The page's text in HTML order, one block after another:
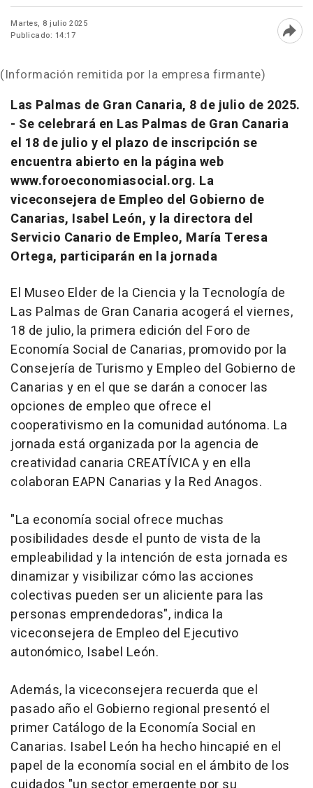
Martes, 8 julio 2025
Publicado: 14:17
(Información remitida por la empresa firmante)
Las Palmas de Gran Canaria, 8 de julio de 2025.
- Se celebrará en Las Palmas de Gran Canaria
el 18 de julio y el plazo de inscripción se
encuentra abierto en la página web
www.foroeconomiasocial.org. La
viceconsejera de Empleo del Gobierno de
Canarias, Isabel León, y la directora del
Servicio Canario de Empleo, María Teresa
Ortega, participarán en la jornada
El Museo Elder de la Ciencia y la Tecnología de
Las Palmas de Gran Canaria acogerá el viernes,
18 de julio, la primera edición del Foro de
Economía Social de Canarias, promovido por la
Consejería de Turismo y Empleo del Gobierno de
Canarias y en el que se darán a conocer las
opciones de empleo que ofrece el
cooperativismo en la comunidad autónoma. La
jornada está organizada por la agencia de
creatividad canaria CREATÍVICA y en ella
colaboran EAPN Canarias y la Red Anagos.
"La economía social ofrece muchas
posibilidades desde el punto de vista de la
empleabilidad y la intención de esta jornada es
dinamizar y visibilizar cómo las acciones
colectivas pueden ser un aliciente para las
personas emprendedoras", indica la
viceconsejera de Empleo del Ejecutivo
autonómico, Isabel León.
Además, la viceconsejera recuerda que el
pasado año el Gobierno regional presentó el
primer Catálogo de la Economía Social en
Canarias. Isabel León ha hecho hincapié en el
papel de la economía social en el ámbito de los